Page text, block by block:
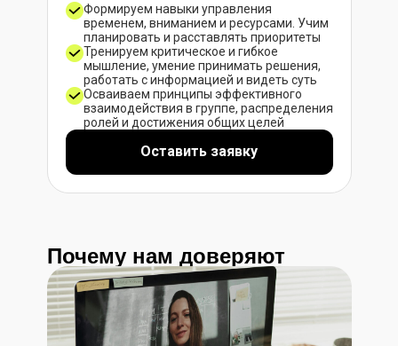
Формируем навыки управления
временем, вниманием и ресурсами. Учим
планировать и расставлять приоритеты
Тренируем критическое и гибкое
мышление, умение принимать решения,
работать с информацией и видеть суть
Осваиваем принципы эффективного
взаимодействия в группе, распределения
ролей и достижения общих целей
Оставить заявку
Почему нам доверяют